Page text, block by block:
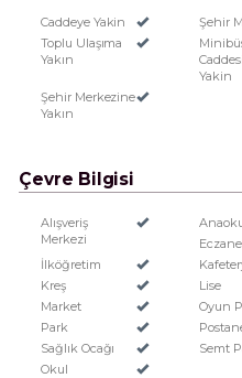
Caddeye Yakin
Şehir
Toplu Ulaşıma
Yakın
Yakin
Şehir Merkezine
Yakın
Çevre Bilgisi
Alışveriş
Merkezi
Eczane
İlköğretim
Kreş
Lise
Market
Oyun
Park
Sağlık Ocağı
Semt
Okul